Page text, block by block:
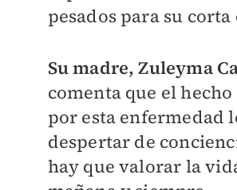
pesados para su corta
Su madre, Zuleyma
comenta que el
por esta enfermedad
despertar de
hay que valorar la